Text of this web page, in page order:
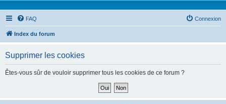
FAQ Connexion
Index du forum
Supprimer les cookies
Êtes-vous sûr de vouloir supprimer tous les cookies de ce forum ?